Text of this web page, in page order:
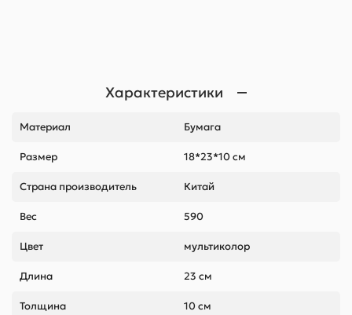
Характеристики
Материал Бумага
Размер 18*23*10 см
Страна производитель Китай
Вес 590
Цвет мультиколор
Длина 23 см
Толщина 10 см